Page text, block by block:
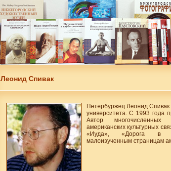
Леонид Спивак
Петербуржец Леонид
университета. С 1993 года
Автор
американских культурных
«Иуда», «Дорога в
малоизученным страницам